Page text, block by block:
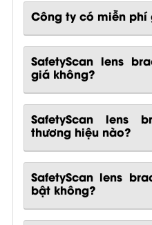
Công ty có miễn phí
SafetyScan lens
giá không?
SafetyScan lens
thương hiệu nào?
SafetyScan lens
bật không?